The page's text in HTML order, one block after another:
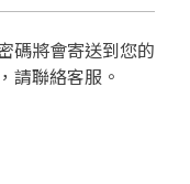
碼將會寄送到您的
請聯絡客服。